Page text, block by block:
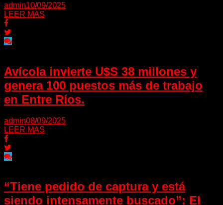
admin10/09/2025
LEER MAS
Avícola invierte U$S 38 millones y
genera 100 puestos más de trabajo
en Entre Ríos.
admin08/09/2025
LEER MAS
“Tiene pedido de captura y está
siendo intensamente buscado”: El